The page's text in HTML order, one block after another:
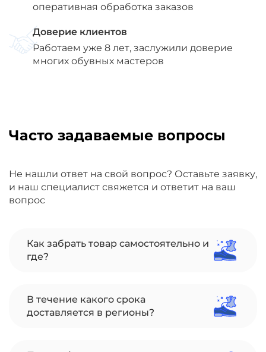
оперативная обработка заказов
Доверие клиентов
Работаем уже 8 лет, заслужили доверие
многих обувных мастеров
Часто задаваемые вопросы
Не нашли ответ на свой вопрос? Оставьте заявку,
и наш специалист свяжется и ответит на ваш
вопрос
Как забрать товар самостоятельно и
где?
В течение какого срока
доставляется в регионы?